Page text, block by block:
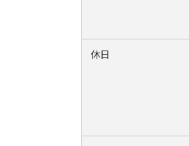
休日